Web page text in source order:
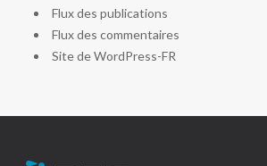
Flux des publications
Flux des commentaires
Site de WordPress-FR